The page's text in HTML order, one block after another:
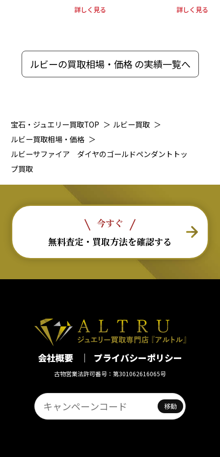
詳しく見る 詳しく見る
ルビーの買取相場・価格 の実績一覧へ
宝石・ジュエリー買取TOP ＞ ルビー買取 ＞
ルビー買取相場・価格 ＞
ルビーサファイア ダイヤのゴールドペンダントトッ
プ買取
今すぐ
無料査定・買取方法を確認する
会社概要 プライバシーポリシー
古物営業法許可番号：第301062616065号
移動